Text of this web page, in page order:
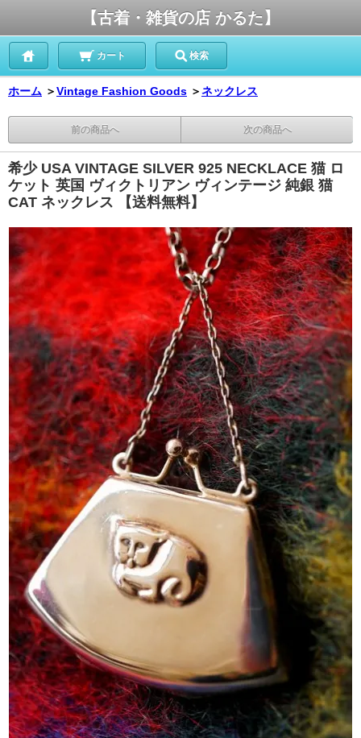
【古着・雑貨の店 かるた】
カート 検索
ホーム ＞Vintage Fashion Goods ＞ネックレス
前の商品へ 次の商品へ
希少 USA VINTAGE SILVER 925 NECKLACE 猫 ロ
ケット 英国 ヴィクトリアン ヴィンテージ 純銀 猫
CAT ネックレス 【送料無料】